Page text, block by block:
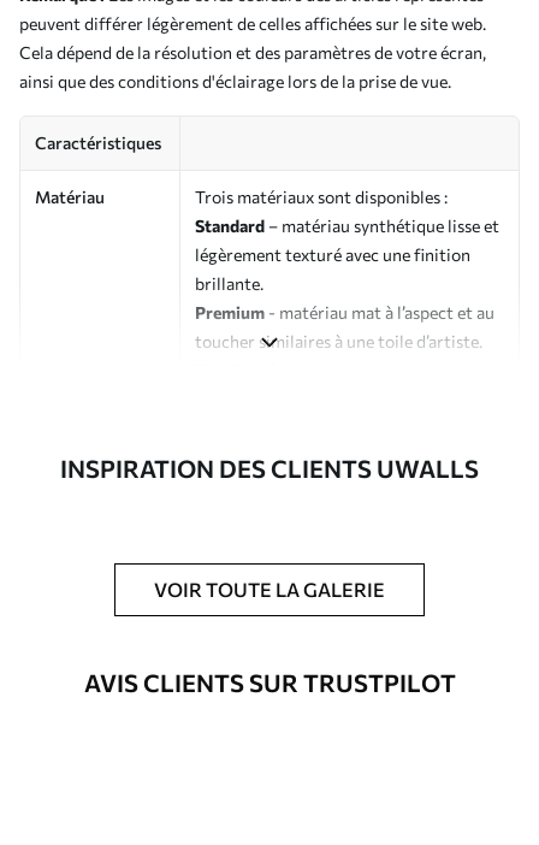
peuvent différer légèrement de celles affichées sur le site web.
Cela dépend de la résolution et des paramètres de votre écran,
ainsi que des conditions d'éclairage lors de la prise de vue.
Caractéristiques
Matériau
Trois matériaux sont disponibles :
Standard – matériau synthétique lisse et
légèrement texturé avec une finition
brillante.
Premium - matériau mat à l’aspect et au
toucher similaires à une toile d’artiste.
Possibilité d'ajouter un vernis
protecteur pour renforcer la durabilité
du tableau.
Matériaux disponibles
INSPIRATION DES CLIENTS UWALLS
VOIR TOUTE LA GALERIE
AVIS CLIENTS SUR TRUSTPILOT